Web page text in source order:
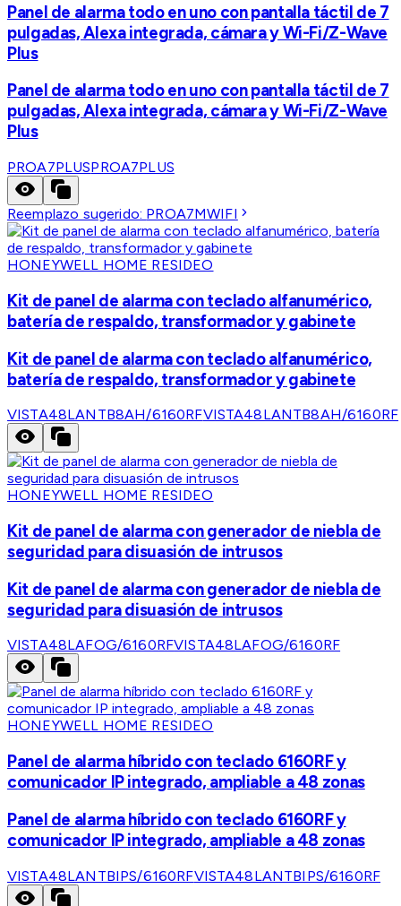
Panel de alarma todo en uno con pantalla táctil de 7
pulgadas, Alexa integrada, cámara y Wi-Fi/Z-Wave
Plus
Panel de alarma todo en uno con pantalla táctil de 7
pulgadas, Alexa integrada, cámara y Wi-Fi/Z-Wave
Plus
PROA7PLUSPROA7PLUS
Reemplazo sugerido: PROA7MWIFI
HONEYWELL HOME RESIDEO
Kit de panel de alarma con teclado alfanumérico,
batería de respaldo, transformador y gabinete
Kit de panel de alarma con teclado alfanumérico,
batería de respaldo, transformador y gabinete
VISTA48LANTB8AH/6160RFVISTA48LANTB8AH/6160RF
HONEYWELL HOME RESIDEO
Kit de panel de alarma con generador de niebla de
seguridad para disuasión de intrusos
Kit de panel de alarma con generador de niebla de
seguridad para disuasión de intrusos
VISTA48LAFOG/6160RFVISTA48LAFOG/6160RF
HONEYWELL HOME RESIDEO
Panel de alarma híbrido con teclado 6160RF y
comunicador IP integrado, ampliable a 48 zonas
Panel de alarma híbrido con teclado 6160RF y
comunicador IP integrado, ampliable a 48 zonas
VISTA48LANTBIPS/6160RFVISTA48LANTBIPS/6160RF